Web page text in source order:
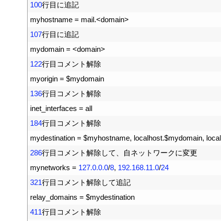
100行目に追記
myhostname = mail.<domain>
107行目に追記
mydomain = <domain>
122行目コメント解除
myorigin = $mydomain
136行目コメント解除
inet_interfaces = all
184行目コメント解除
mydestination = $myhostname, localhost.$mydomain,
286行目コメント解除して、自ネットワークに変更
mynetworks = 127.0.0.0/8, 192.168.11.0/24
321行目コメント解除して追記
relay_domains = $mydestination
411行目コメント解除